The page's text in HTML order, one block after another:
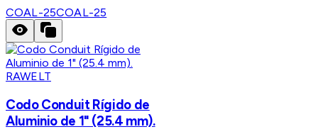
COAL-25COAL-25
RAWELT
Codo Conduit Rígido de
Aluminio de 1" (25.4 mm).